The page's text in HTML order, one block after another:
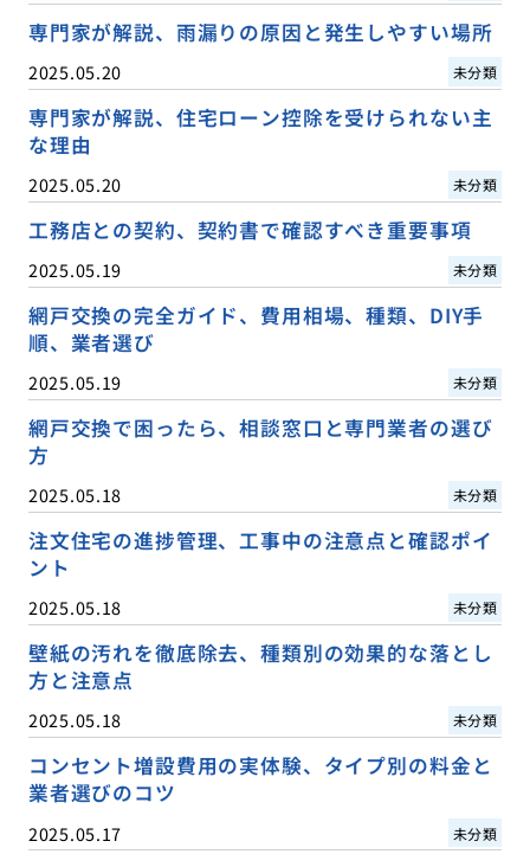
専門家が解説、雨漏りの原因と発生しやすい場所
2025.05.20 未分類
専門家が解説、住宅ローン控除を受けられない主
な理由
2025.05.20 未分類
工務店との契約、契約書で確認すべき重要事項
2025.05.19 未分類
網戸交換の完全ガイド、費用相場、種類、DIY手
順、業者選び
2025.05.19 未分類
網戸交換で困ったら、相談窓口と専門業者の選び
方
2025.05.18 未分類
注文住宅の進捗管理、工事中の注意点と確認ポイ
ント
2025.05.18 未分類
壁紙の汚れを徹底除去、種類別の効果的な落とし
方と注意点
2025.05.18 未分類
コンセント増設費用の実体験、タイプ別の料金と
業者選びのコツ
2025.05.17 未分類